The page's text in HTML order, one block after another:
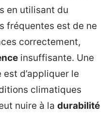
en utilisant du
fréquentes est de ne
correctement,
insuffisante. Une
d’appliquer le
climatiques
nuire à la durabilité